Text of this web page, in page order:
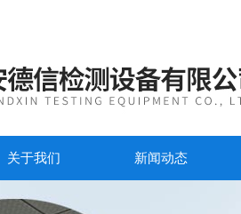
关于我们 新闻动态